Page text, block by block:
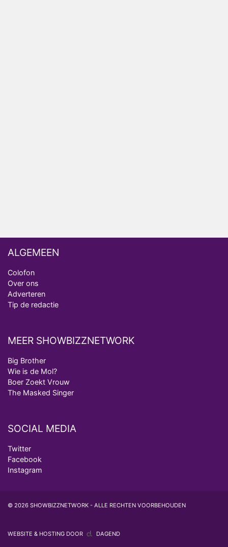
ALGEMEEN
Colofon
Over ons
Adverteren
Tip de redactie
MEER SHOWBIZZNETWORK
Big Brother
Wie is de Mol?
Boer Zoekt Vrouw
The Masked Singer
SOCIAL MEDIA
Twitter
Facebook
Instagram
© 2026 SHOWBIZZNETWORK - ALLE RECHTEN VOORBEHOUDEN
WEBSITE & HOSTING DOOR DAGEND